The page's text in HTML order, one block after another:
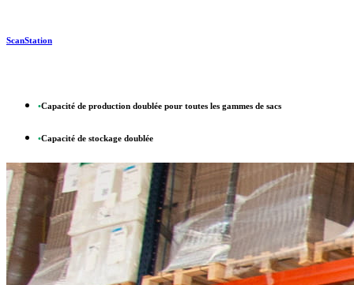
ScanStation
•Capacité de production doublée pour toutes les gammes de sacs
•Capacité de stockage doublée